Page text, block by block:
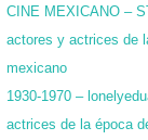
CINE MEXICANO –
actores y actrices de
mexicano
1930-1970 –
actrices de la época